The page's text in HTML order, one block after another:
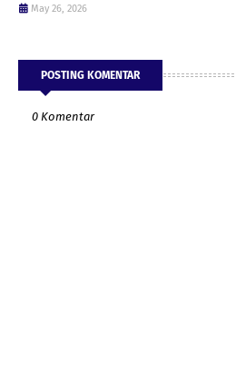
May 26, 2026
POSTING KOMENTAR
0 Komentar